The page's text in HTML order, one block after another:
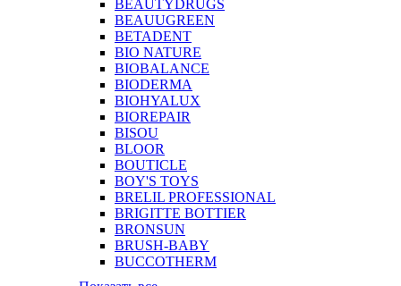
BEAUTYDRUGS
BEAUUGREEN
BETADENT
BIO NATURE
BIOBALANCE
BIODERMA
BIOHYALUX
BIOREPAIR
BISOU
BLOOR
BOUTICLE
BOY'S TOYS
BRELIL PROFESSIONAL
BRIGITTE BOTTIER
BRONSUN
BRUSH-BABY
BUCCOTHERM